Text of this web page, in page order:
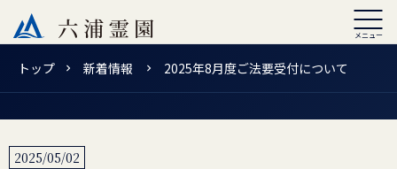
トップ 新着情報 2025年8月度ご法要受付について
2025/05/02